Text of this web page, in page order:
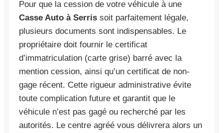
Pour que la cession de votre véhicule à une
Casse Auto à Serris soit parfaitement légale,
plusieurs documents sont indispensables. Le
propriétaire doit fournir le certificat
d’immatriculation (carte grise) barré avec la
mention cession, ainsi qu’un certificat de non-
gage récent. Cette rigueur administrative évite
toute complication future et garantit que le
véhicule n’est pas gagé ou recherché par les
autorités. Le centre agréé vous délivrera alors un